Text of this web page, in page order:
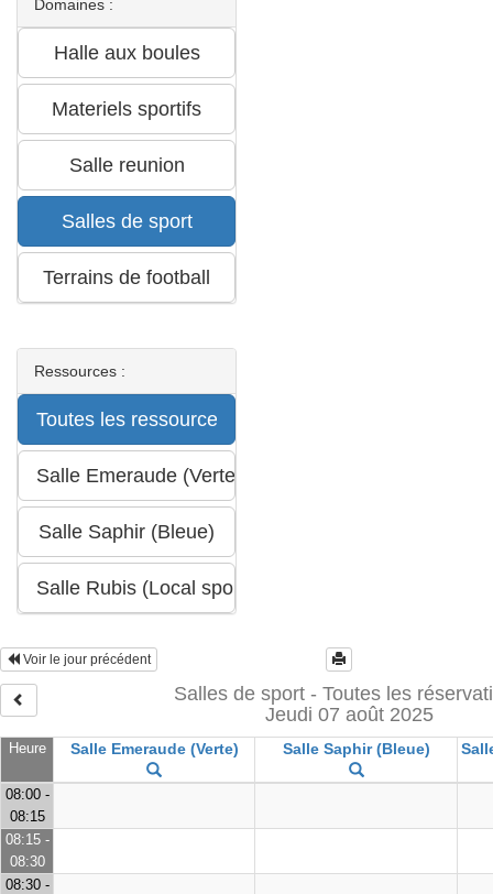
Domaines :
Ressources :
Voir le jour précédent
Salles de sport - Toutes les
Jeudi 07 août 2025
Heure Salle Emeraude (Verte) Salle Saphir (Bleue)
08:00 -
08:15
08:15 -
08:30
08:30 -